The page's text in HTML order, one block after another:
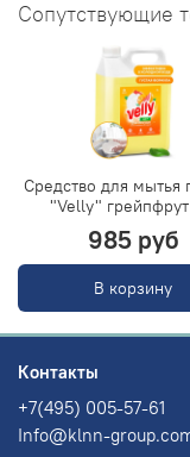
Сопутствующие
Средство для мытья
"Velly"
985 руб
В корзину
Контакты
+7(495) 005-57-61
Info@klnn-